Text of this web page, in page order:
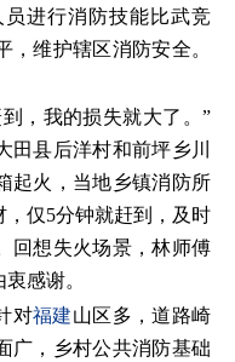
进行消防技能比武竞
维护辖区消防安全。
，我的损失就大了。”
县后洋村和前坪乡川
起火，当地乡镇消防所
仅5分钟就赶到，及时
回想失火场景，林师傅
感谢。
对福建山区多，道路崎
广，乡村公共消防基础